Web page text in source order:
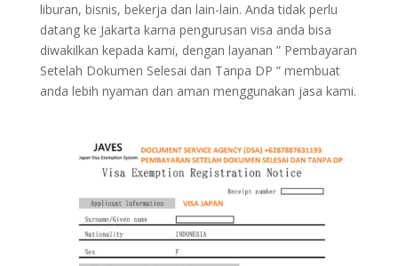
liburan, bisnis, bekerja dan lain-lain. Anda tidak perlu
datang ke Jakarta karna pengurusan visa anda bisa
diwakilkan kepada kami, dengan layanan ” Pembayaran
Setelah Dokumen Selesai dan Tanpa DP ” membuat
anda lebih nyaman dan aman menggunakan jasa kami.